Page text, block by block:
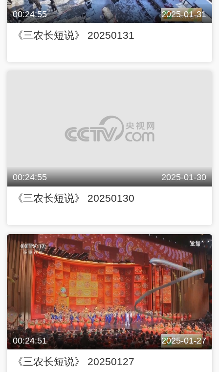
00:24:55 2025-01-31
《三农长短说》 20250131
00:24:55 2025-01-30
《三农长短说》 20250130
00:24:51 2025-01-27
《三农长短说》 20250127